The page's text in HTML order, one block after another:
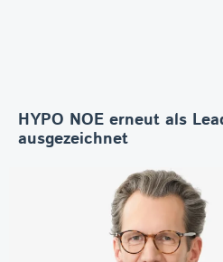
HYPO NOE erneut als
ausgezeichnet